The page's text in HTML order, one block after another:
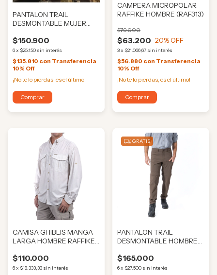
PANTALON TRAIL
DESMONTABLE MUJER
$150.900
6x $25.150 sin interés
$135.810 con Transferencia
10% Off
¡No te lo pierdas, es el último!
Comprar
CAMPERA MICROPOLAR
RAFFIKE HOMBRE (RAF313)
$63.200
$79.000
20% OFF
3x $21.066,67 sin interés
$56.880 con Transferencia
10% Off
¡No te lo pierdas, es el último!
Comprar
CAMISA GHIBLIS MANGA
LARGA HOMBRE RAFFIKE
$110.000
6x $18.333,33 sin interés
GRATIS
PANTALON TRAIL
DESMONTABLE HOMBRE
$165.000
6x $27.500 sin interés